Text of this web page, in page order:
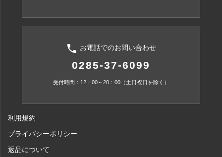
phone お電話でのお問い合わせ
0285-37-6099
受付時間：12：00～20：00（土日祝日を除く）
利用規約
プライバシーポリシー
返品について